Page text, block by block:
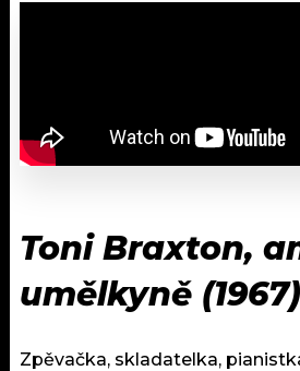
Toni Braxton,
umělkyně (1967)
Zpěvačka, skladatelka,